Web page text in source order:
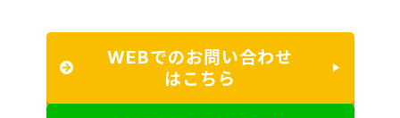
WEBでのお問い合わせ
はこちら